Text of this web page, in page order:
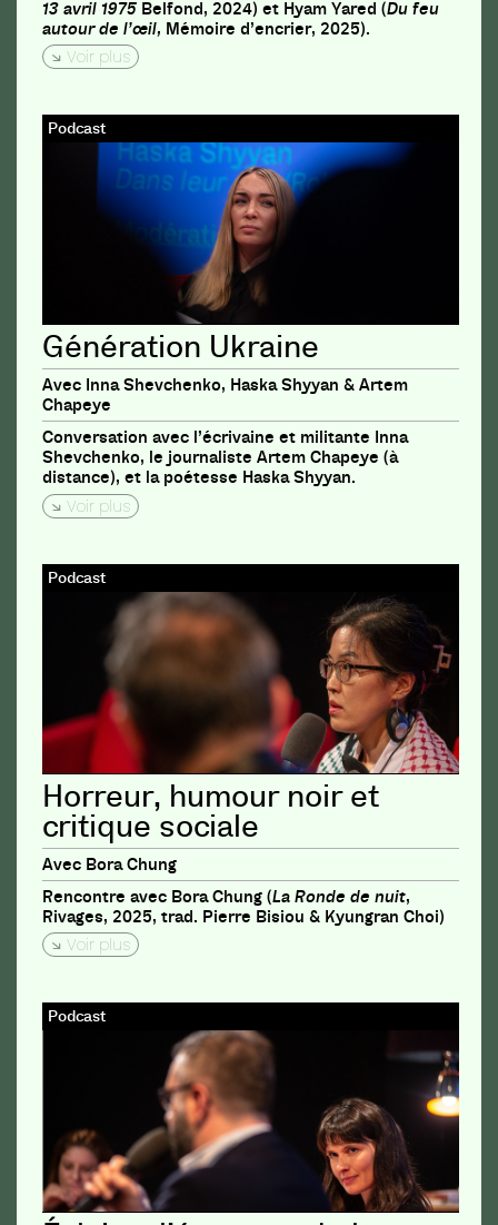
13 avril 1975 Belfond, 2024) et Hyam Yared (Du feu
autour de l’œil, Mémoire d’encrier, 2025).
Voir plus
Podcast
Génération Ukraine
Avec Inna Shevchenko, Haska Shyyan & Artem
Chapeye
Conversation avec l’écrivaine et militante Inna
Shevchenko, le journaliste Artem Chapeye (à
distance), et la poétesse Haska Shyyan.
Voir plus
Podcast
Horreur, humour noir et
critique sociale
Avec Bora Chung
Rencontre avec Bora Chung (La Ronde de nuit,
Rivages, 2025, trad. Pierre Bisiou & Kyungran Choi)
Voir plus
Podcast